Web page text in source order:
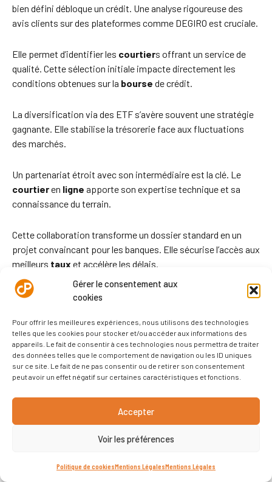
Gérer le consentement aux
cookies
Pour offrir les meilleures expériences, nous utilisons des technologies
telles que les cookies pour stocker et/ou accéder aux informations des
appareils. Le fait de consentir à ces technologies nous permettra de traiter
des données telles que le comportement de navigation ou les ID uniques
sur ce site. Le fait de ne pas consentir ou de retirer son consentement
peut avoir un effet négatif sur certaines caractéristiques et fonctions.
Accepter
Voir les préférences
Politique de cookiesMentions LégalesMentions Légales
bien défini débloque un crédit. Une analyse rigoureuse des
avis clients sur des plateformes comme DEGIRO est cruciale.
Elle permet d’identifier les courtiers offrant un service de
qualité. Cette sélection initiale impacte directement les
conditions obtenues sur la bourse de crédit.
La diversification via des ETF s’avère souvent une stratégie
gagnante. Elle stabilise la trésorerie face aux fluctuations
des marchés.
Un partenariat étroit avec son intermédiaire est la clé. Le
courtieren ligne apporte son expertise technique et sa
connaissance du terrain.
Cette collaboration transforme un dossier standard en un
projet convaincant pour les banques. Elle sécurise l’accès aux
meilleurs taux et accélère les délais.
Les dirigeants doivent s’inspirer de ces réussites. Une
toute la différence sur laboursedes capitaux.
Intégration des outils digitaux dans la
stratégie financière
Sécuriser un montage financier exige aujourd’hui une maîtrise
des plateformes digitales. Cesoutilstransforment la
planification en permettant une gestion proactive des